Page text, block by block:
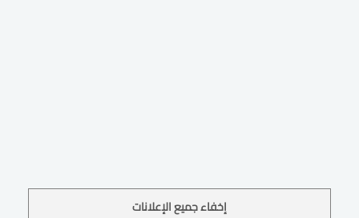
إخفاء جميع الإعلانات